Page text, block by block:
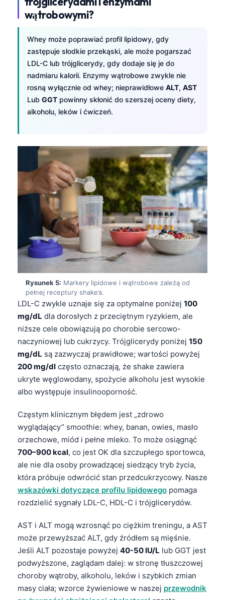
wątrobowymi?
Whey może poprawiać profil lipidowy, gdy
zastępuje słodkie przekąski, ale może pogarszać
LDL-C lub trójglicerydy, gdy dodaje się je do
nadmiaru kalorii. Enzymy wątrobowe zwykle nie
rosną wyłącznie od whey; nieprawidłowe ALT, AST
Lub GGT powinny skłonić do szerszej oceny diety,
alkoholu, leków i ćwiczeń.
Rysunek 5: Markery lipidowe i wątrobowe zależą od
pełnej receptury shake’a.
LDL-C zwykle uznaje się za optymalne poniżej 100
mg/dL dla dorosłych z przeciętnym ryzykiem, ale
niższe cele obowiązują po chorobie sercowo-
naczyniowej lub cukrzycy. Trójglicerydy poniżej 150
mg/dL są zazwyczaj prawidłowe; wartości powyżej
200 mg/dl często oznaczają, że shake zawiera
ukryte węglowodany, spożycie alkoholu jest wysokie
albo występuje insulinooporność.
Częstym klinicznym błędem jest „zdrowo
wyglądający” smoothie: whey, banan, owies, masło
orzechowe, miód i pełne mleko. To może osiągnąć
700–900 kcal, co jest OK dla szczupłego sportowca,
ale nie dla osoby prowadzącej siedzący tryb życia,
która próbuje odwrócić stan przedcukrzycowy. Nasze
wskazówki dotyczące profilu lipidowego pomaga
rozdzielić sygnały LDL-C, HDL-C i trójglicerydów.
AST i ALT mogą wzrosnąć po ciężkim treningu, a AST
może przewyższać ALT, gdy źródłem są mięśnie.
Jeśli ALT pozostaje powyżej 40-50 IU/L lub GGT jest
podwyższone, zaglądam dalej: w stronę tłuszczowej
choroby wątroby, alkoholu, leków i szybkich zmian
masy ciała; wzorce żywieniowe w naszej przewodnik
ພາສາລາວ
Basa Jawa
Cebuano
ئۇيغۇرچە
Кыргызча
Беларуская мова
Esperanto
Frysk
Ślōnskŏ gŏdka
Norsk bokmål